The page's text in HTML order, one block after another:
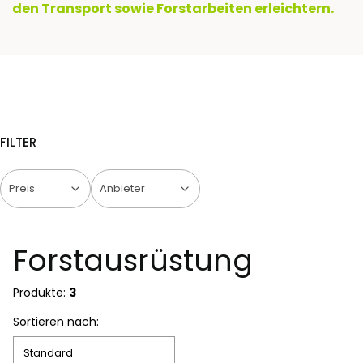
den Transport sowie Forstarbeiten erleichtern.
FILTER
Preis Anbieter
Forstausrüstung
Produkte: 3
Produktliste
Sortieren nach:
Standard